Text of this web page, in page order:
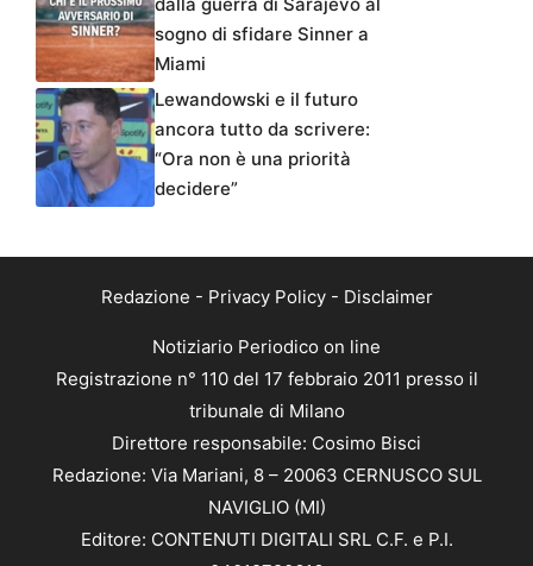
dalla guerra di Sarajevo al
sogno di sfidare Sinner a
Miami
Lewandowski e il futuro
ancora tutto da scrivere:
“Ora non è una priorità
decidere”
Redazione - Privacy Policy- Disclaimer
Notiziario Periodico on line
Registrazione n° 110 del 17 febbraio 2011 presso il
tribunale di Milano
Direttore responsabile: Cosimo Bisci
Redazione: Via Mariani, 8 – 20063 CERNUSCO SUL
NAVIGLIO (MI)
Editore: CONTENUTI DIGITALI SRL C.F. e P.I.